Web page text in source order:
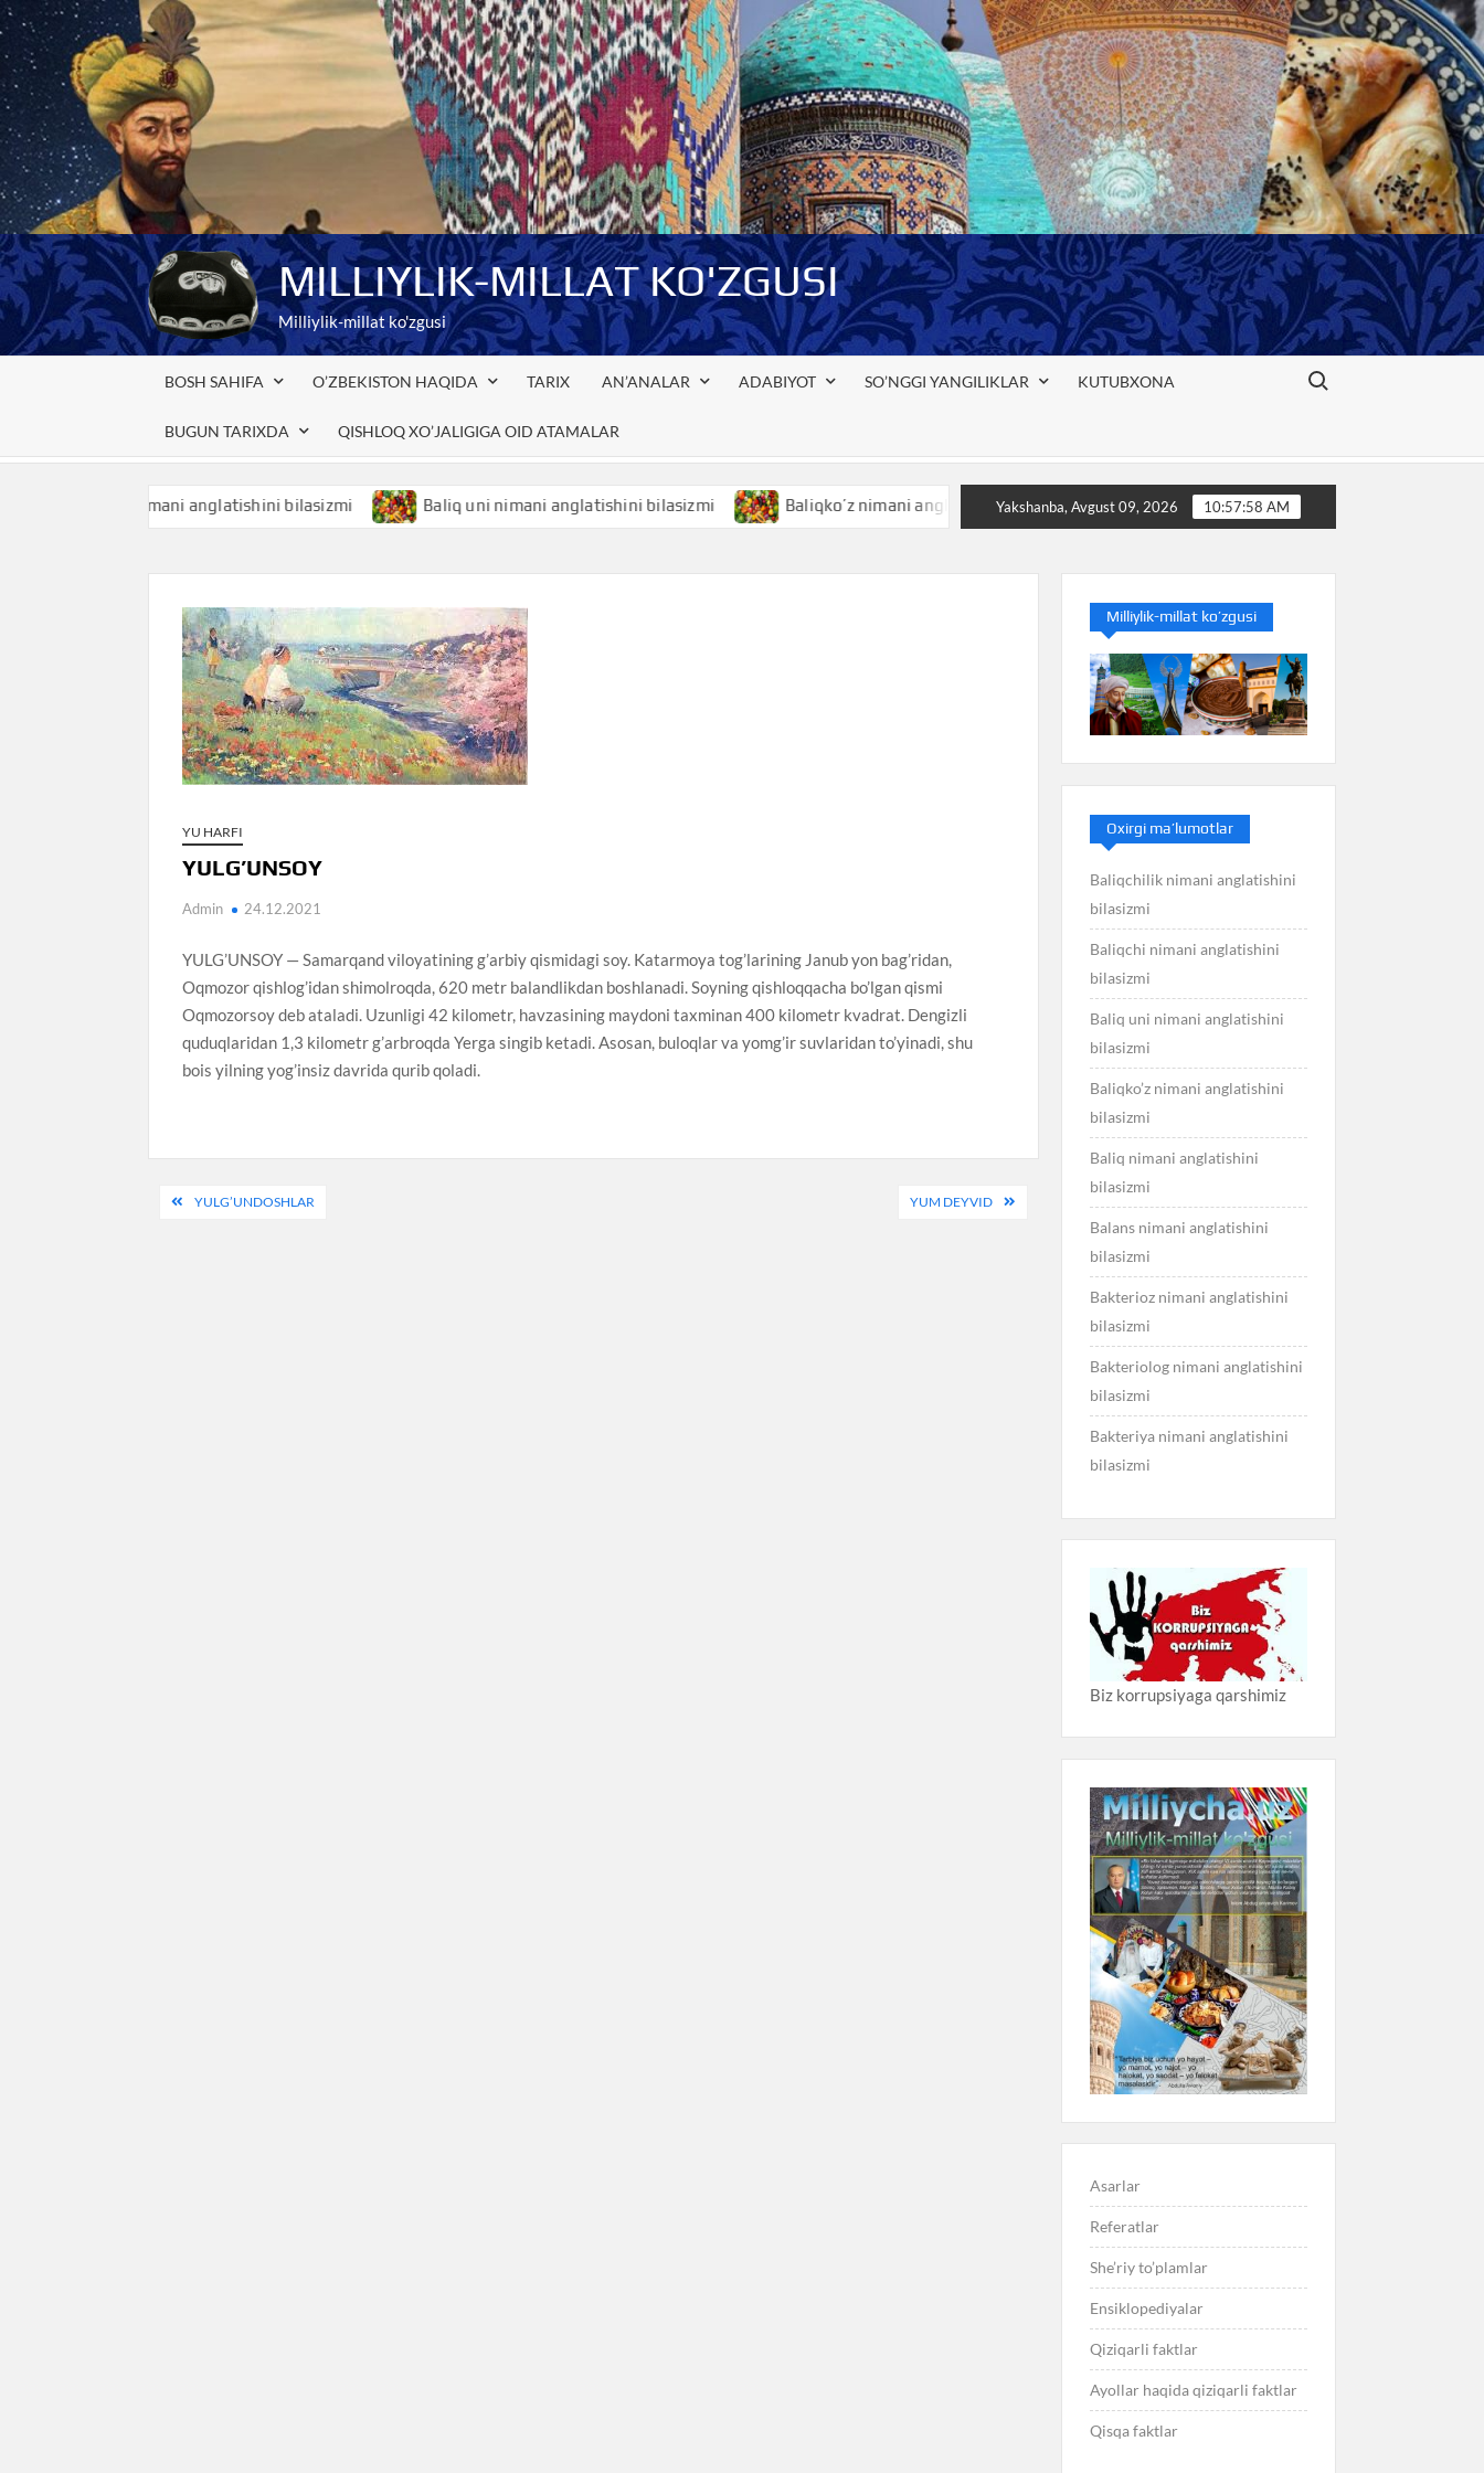
Skip
to
content
MILLIYLIK-MILLAT KO'ZGUSI
Milliylik-millat ko'zgusi
BOSH SAHIFA O’ZBEKISTON HAQIDA TARIX AN’ANALAR ADABIYOT SO’NGGI YANGILIKLAR KUTUBXONA
BUGUN TARIXDA QISHLOQ XO’JALIGIGA OID ATAMALAR
Search for:
Baliqchi nimani anglatishini bilasizmi Baliq uni nimani anglatishini bilasizmi Baliqko’z nimani anglatishini bilasizmi Baliq nimani anglatishini bilasizmi
Yakshanba, Avgust 09, 2026 10:57:59 AM
YU HARFI
YULG’UNSOY
Admin 24.12.2021
YULG’UNSOY — Samarqand viloyatining g’arbiy qismidagi soy. Katarmoya tog’larining Janub yon bag’ridan,
Oqmozor qishlog’idan shimolroqda, 620 metr balandlikdan boshlanadi. Soyning qishloqqacha bo’lgan qismi
Oqmozorsoy deb ataladi. Uzunligi 42 kilometr, havzasining maydoni taxminan 400 kilometr kvadrat. Dengizli
quduqlaridan 1,3 kilometr g’arbroqda Yerga singib ketadi. Asosan, buloqlar va yomg’ir suvlaridan to’yinadi, shu
bois yilning yog’insiz davrida qurib qoladi.
PostYULG’UNDOSHLAR YUM DEYVID
Milliylik-millat ko’zgusi
Oxirgi ma’lumotlar
Baliqchilik nimani anglatishini
bilasizmi
Baliqchi nimani anglatishini
bilasizmi
Baliq uni nimani anglatishini
bilasizmi
Baliqko’z nimani anglatishini
bilasizmi
Baliq nimani anglatishini
bilasizmi
Balans nimani anglatishini
bilasizmi
Bakterioz nimani anglatishini
bilasizmi
Bakteriolog nimani anglatishini
bilasizmi
Bakteriya nimani anglatishini
bilasizmi
Biz korrupsiyaga qarshimiz
Asarlar
Referatlar
She’riy to’plamlar
Ensiklopediyalar
Qiziqarli faktlar
Ayollar haqida qiziqarli faktlar
Qisqa faktlar